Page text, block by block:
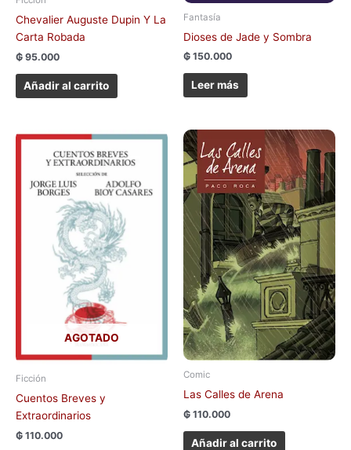
Chevalier Auguste Dupin Y La
Carta Robada
₲ 95.000
Añadir al carrito
Fantasía
Dioses de Jade y Sombra
₲ 150.000
Leer más
AGOTADO
Ficción
Cuentos Breves y
Extraordinarios
₲ 110.000
Comic
Las Calles de Arena
₲ 110.000
Añadir al carrito